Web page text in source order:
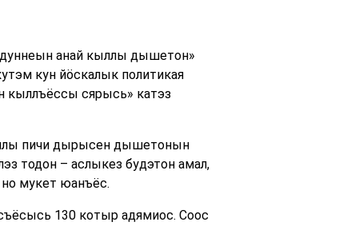
анай кыллы дышетон»
кун йӧскалык политикая
кыллъёссы сярысь» катэз
пичи дырысен дышетонын
тодон – аслыкез будэтон амал,
мукет юанъёс.
130 котыр адямиос. Соос